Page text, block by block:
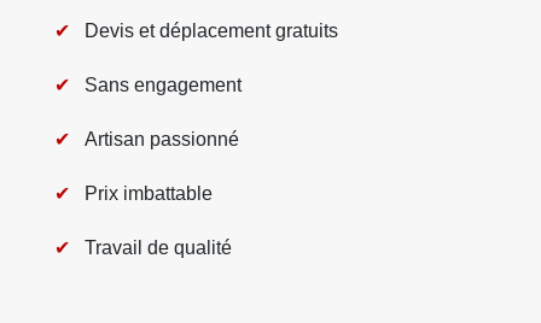
Devis et déplacement gratuits
Sans engagement
Artisan passionné
Prix imbattable
Travail de qualité